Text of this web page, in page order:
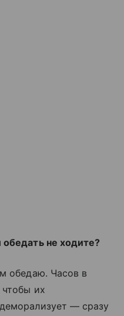
не ходите?
обедаю. Часов в
чтобы их
— сразу